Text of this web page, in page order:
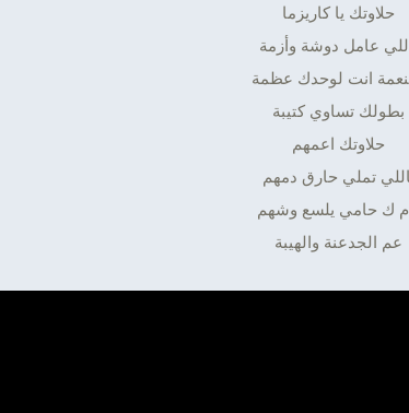
حلاوتك يا كاريزما
عامل دوشة وأزمة
انت لوحدك عظمة
بطولك تساوي كتيبة
حلاوتك اعمهم
تملي حارق دمهم
ك حامي يلسع وشهم
عم الجدعنة والهيبة